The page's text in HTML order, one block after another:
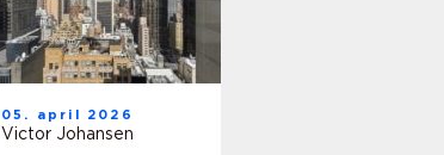
05. april 2026
Victor Johansen